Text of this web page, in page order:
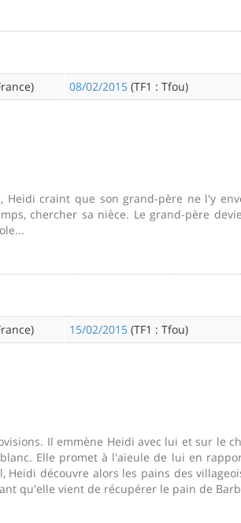
08/02/2015(TF1 : Tfou)
Heidi craint que son grand-père ne l'y
chercher sa nièce. Le grand-père
15/02/2015(TF1 : Tfou)
Il emmène Heidi avec lui et sur le
Elle promet à l'aïeule de lui en
découvre alors les pains des
qu'elle vient de récupérer le pain de